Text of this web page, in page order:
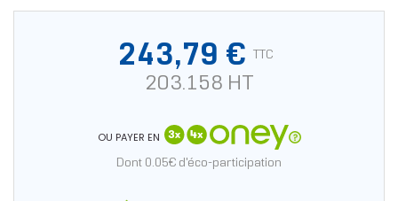
243,79 € TTC
203.158 HT
OU PAYER EN
Dont 0.05€ d'éco-participation